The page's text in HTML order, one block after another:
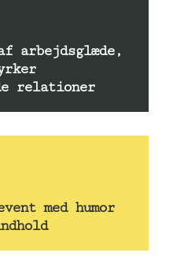
arbejdsglæde,
relationer
med humor